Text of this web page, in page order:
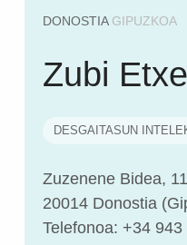
DONOSTIA GIPUZKOA
Zubi Etxe
DESGAITASUN
Zuzenene Bidea,
20014 Donostia
Telefonoa: +34